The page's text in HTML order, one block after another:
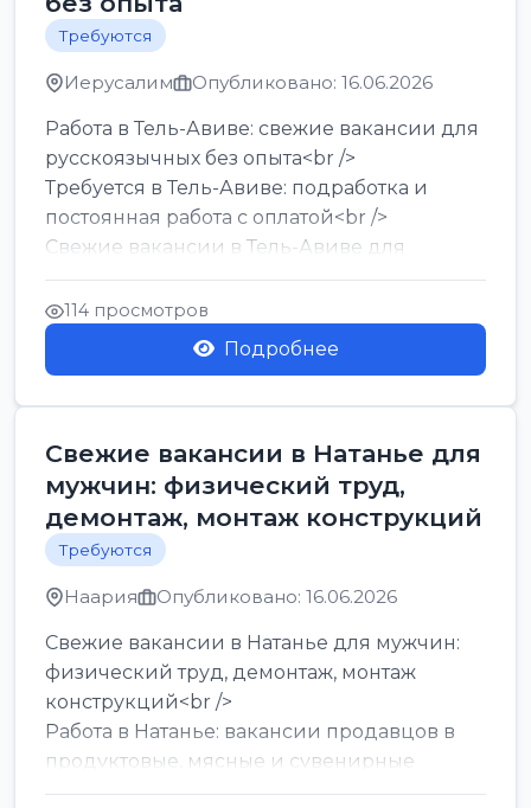
Требуются
Иерусалим Опубликовано: 16.06.2026
Работа в Тель-Авиве: свежие вакансии для
русскоязычных без опыта<br />
Требуется в Тель-Авиве: подработка и
постоянная работа с оплатой<br />
Свежие вакансии в Тель-Авиве для
мужчин и женщин от хозя...
114 просмотров
Подробнее
Свежие вакансии в Натанье для
мужчин: физический труд,
демонтаж, монтаж конструкций
Требуются
Наария Опубликовано: 16.06.2026
Свежие вакансии в Натанье для мужчин:
физический труд, демонтаж, монтаж
конструкций<br />
Работа в Натанье: вакансии продавцов в
продуктовые, мясные и сувенирные
лавки<br />